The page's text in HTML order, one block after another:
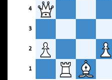
4
3
2
1